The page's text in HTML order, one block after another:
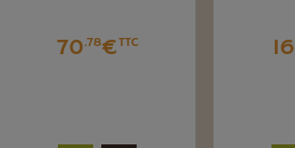
70.78€TTC 16